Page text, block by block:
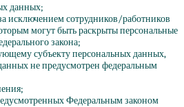
данных;
исключением сотрудников/работников
могут быть раскрыты персональные
закона;
субъекту персональных данных,
не предусмотрен федеральным
Федеральным законом